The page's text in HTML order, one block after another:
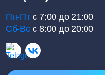
Пн-Пт с 7:00 до 21:00
Сб-Вс с 8:00 до 20:00